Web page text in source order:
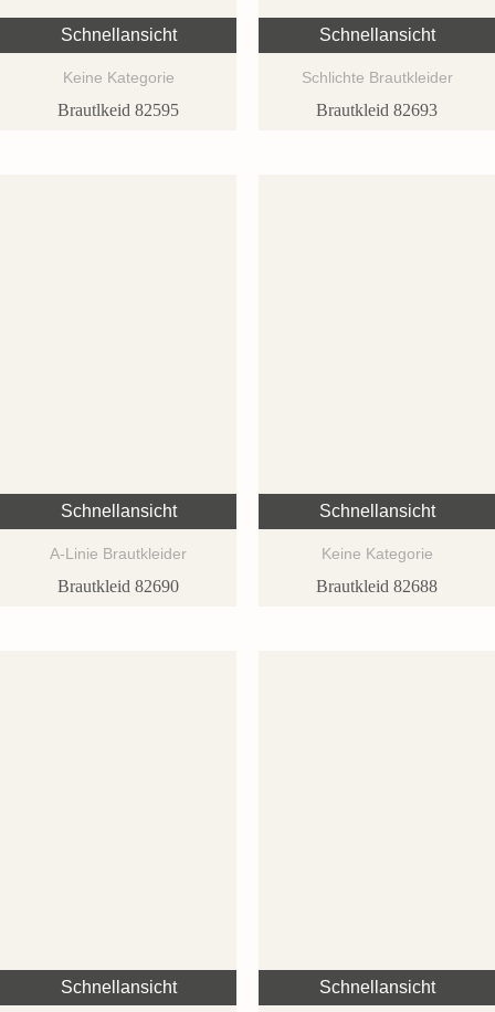
Schnellansicht
Keine Kategorie
Brautlkeid 82595
Schnellansicht
Schlichte Brautkleider
Brautkleid 82693
Schnellansicht
A-Linie Brautkleider
Brautkleid 82690
Schnellansicht
Keine Kategorie
Brautkleid 82688
Schnellansicht Schnellansicht